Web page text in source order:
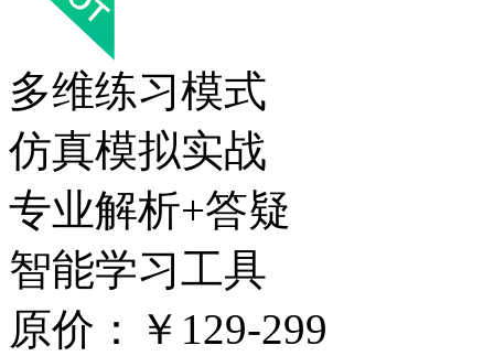
多维练习模式
仿真模拟实战
专业解析+答疑
智能学习工具
原价：￥129-299